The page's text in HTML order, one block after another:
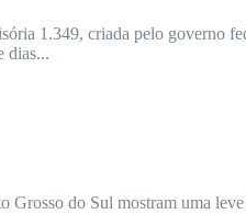
1.349, criada pelo governo
dias...
do Sul mostram uma